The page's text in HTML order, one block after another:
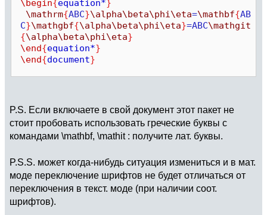
\DeclareMathSymbol
um@thgr}{"62}
\DeclareMathSymbol{\gamma}{\mathalpha}
{um@thgr}{"67}
\DeclareMathSymbol
{um@thgr}{"64}
{ um@thgr}{"7A}
\DeclareMathSymbol{\eta }{\mathalpha}
um@thgr "68 }
\DeclareMathSymbol{\theta }{\mathalpha}
\DeclareMathSymbol{\iota}{\mathalpha}
{um@thgr}{"69}
\DeclareMathSymbol{\kappa }{\mathalpha
{um@thgr
\DeclareMathSymbol
\begin{equation*}
\mathrm{ABC}\alpha\beta\phi \eta=\mathbf{AB
C}\mathgbf{\alpha\beta\phi \eta}=ABC\mathgit
{\alpha\beta\phi \eta}
\end{equation*}
\end{document}
P.S. Если включаете в свой документ этот пакет не
стоит пробовать использовать греческие буквы с
командами \mathbf, \mathit : получите лат. буквы.
P.S.S. может когда-нибудь ситуация измениться и в мат.
моде переключение шрифтов не будет отличаться от
переключения в текст. моде (при наличии соот.
шрифтов).